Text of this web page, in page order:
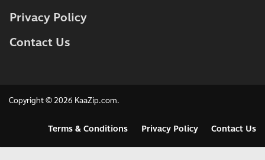
Privacy Policy
Contact Us
Copyright © 2026 KaaZip.com.
Terms & Conditions Privacy Policy Contact Us